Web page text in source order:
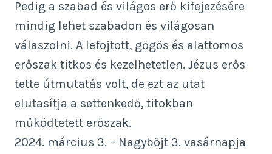
Pedig a szabad és világos erő kifejezésére
mindig lehet szabadon és világosan
válaszolni. A lefojtott, gőgös és alattomos
erőszak titkos és kezelhetetlen. Jézus erős
tette útmutatás volt, de ezt az utat
elutasítja a settenkedő, titokban
működtetett erőszak.
2024. március 3. – Nagyböjt 3. vasárnapja